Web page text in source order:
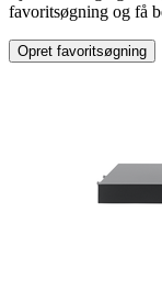
Mærke :
Char-Broil
favoritsøgning og få
Opret favoritsøgning